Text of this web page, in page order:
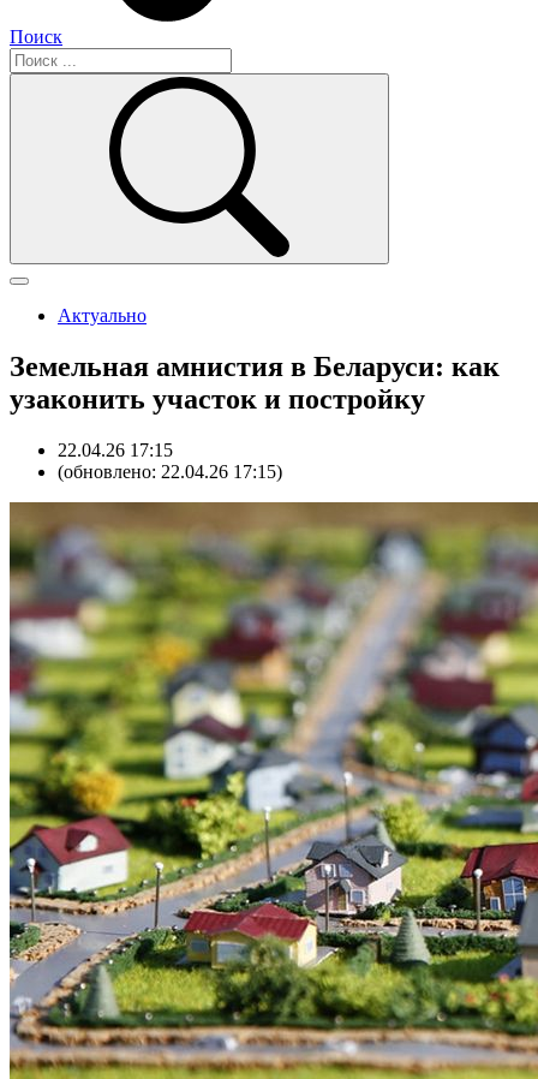
Поиск
Актуально
Земельная амнистия в Беларуси: как
узаконить участок и постройку
22.04.26 17:15
(обновлено: 22.04.26 17:15)